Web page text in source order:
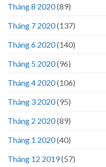
Tháng 8 2020(89)
Tháng 7 2020(137)
Tháng 6 2020(140)
Tháng 5 2020(96)
Tháng 4 2020(106)
Tháng 3 2020(95)
Tháng 2 2020(89)
Tháng 1 2020(40)
Tháng 12 2019(57)